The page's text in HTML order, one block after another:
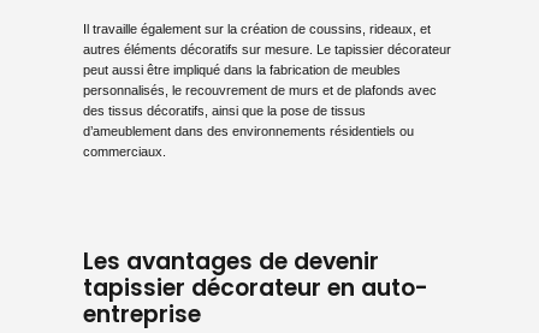
Il travaille également sur la création de coussins, rideaux, et
autres éléments décoratifs sur mesure. Le tapissier décorateur
peut aussi être impliqué dans la fabrication de meubles
personnalisés, le recouvrement de murs et de plafonds avec
des tissus décoratifs, ainsi que la pose de tissus
d’ameublement dans des environnements résidentiels ou
commerciaux.
Les avantages de devenir
tapissier décorateur en auto-
entreprise